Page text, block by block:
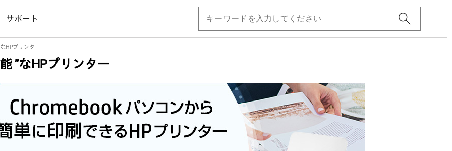
サポート
HPプリンター
”なHPプリンター